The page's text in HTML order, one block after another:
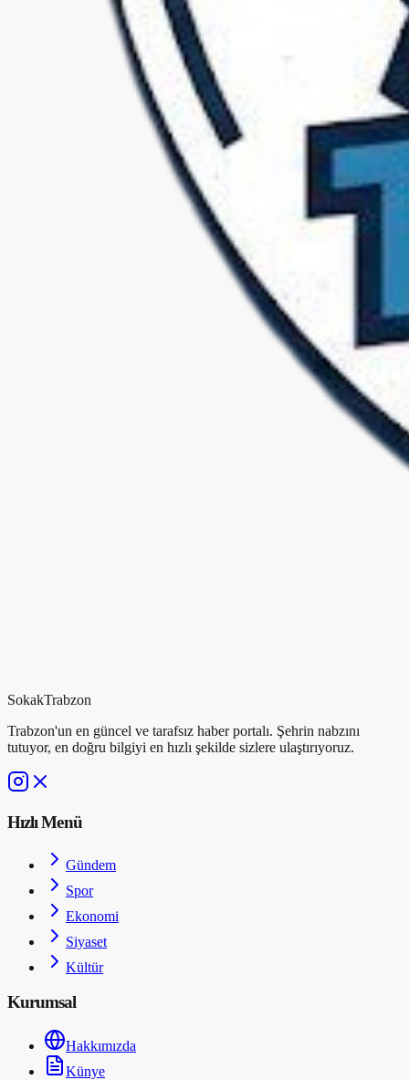
SokakTrabzon
Trabzon'un en güncel ve tarafsız haber portalı. Şehrin nabzını
tutuyor, en doğru bilgiyi en hızlı şekilde sizlere ulaştırıyoruz.
Hızlı Menü
Gündem
Spor
Ekonomi
Siyaset
Kültür
Kurumsal
Hakkımızda
Künye